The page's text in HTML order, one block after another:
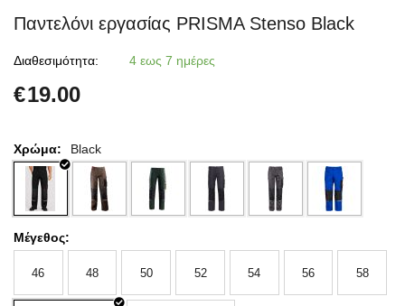
Παντελόνι εργασίας PRISMA Stenso Black
Διαθεσιμότητα: 4 εως 7 ημέρες
€19.00
Χρώμα: Black
Μέγεθος:
46 48 50 52 54 56 58